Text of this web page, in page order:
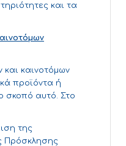
και τα
καινοτόμων
προϊόντα ή
σκοπό αυτό. Στο
της
Πρόσκλησης